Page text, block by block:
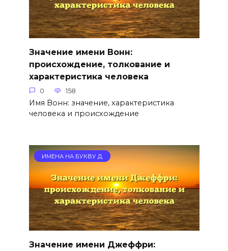
Значение имени Вонн:
происхождение, толкование и
характеристика человека
0 158
Имя Вонн: значение, характеристика
человека и происхождение
ИМЕНА НА БУКВУ Д
Значение имени Джеффри: